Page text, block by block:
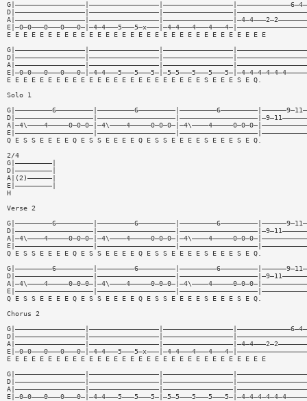
E E E E E E E E E E E E E E E E E E E E E E E E E E E E E E E E
E E E E E E E E E E E E E E E E E E E E E E E E S E E E S E Q.
Solo 1
Q E S S E E E E Q E S S E E E E Q E S S E E E E S E E E S E Q.
2/4
G|—————————|
D|—————————|
A|(2)——————|
E|—————————|
H
Verse 2
Q E S S E E E E Q E S S E E E E Q E S S E E E E S E E E S E Q.
Q E S S E E E E Q E S S E E E E Q E S S E E E E S E E E S E Q.
Chorus 2
E E E E E E E E E E E E E E E E E E E E E E E E E E E E E E E E